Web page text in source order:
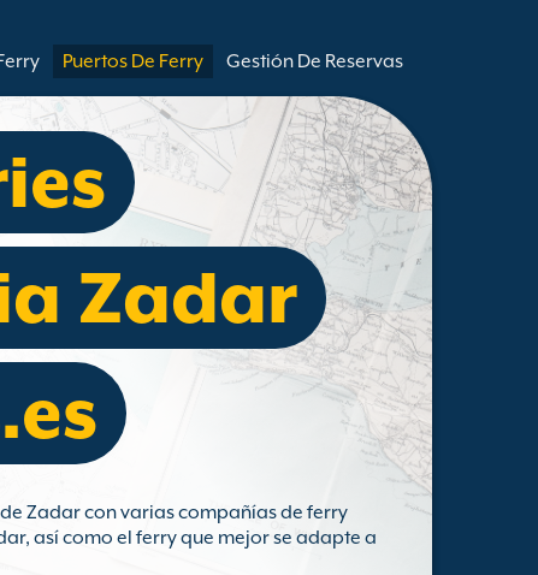
Puertos De Ferry Gestión De Reservas
Zadar
Zadar con varias compañías de ferry
así como el ferry que mejor se adapte a